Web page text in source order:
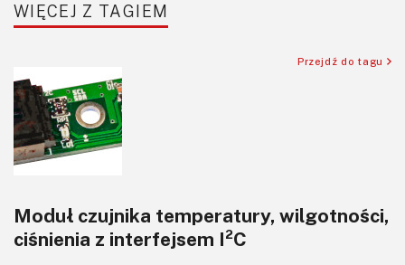
Sensory
Sterowanie
Transformatory
Tranzystory
Wzmacniacze
Zasilanie
WIĘCEJ Z TAGIEM
Przejdź do tagu
Moduł czujnika temperatury, wilgotności,
ciśnienia z interfejsem I²C